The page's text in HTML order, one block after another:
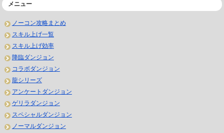
メニュー
ノーコン攻略まとめ
スキル上げ一覧
スキル上げ効率
降臨ダンジョン
コラボダンジョン
龍シリーズ
アンケートダンジョン
ゲリラダンジョン
スペシャルダンジョン
ノーマルダンジョン